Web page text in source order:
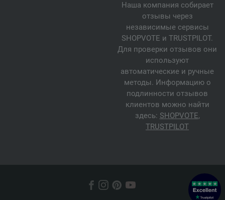
Наша компания собирает
отзывы через
независимые сервисы
SHOPVOTE и TRUSTPILOT.
Для проверки отзывов они
используют
автоматические и ручные
методы. Информацию о
подлинности отзывов
клиентов можно найти
здесь: SHOPVOTE,
TRUSTPILOT